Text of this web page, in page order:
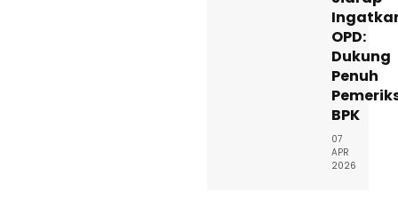
OPD:
Dukung
Penuh
BPK
07
APR
2026